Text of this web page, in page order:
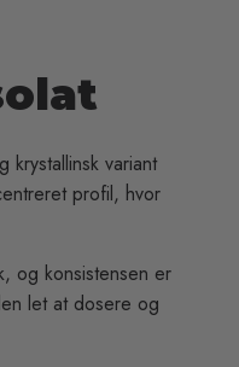
variant
profil, hvor
og konsistensen er
let at dosere og